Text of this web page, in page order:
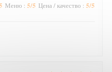
Меню : 5/5 Цена / качество : 5/5